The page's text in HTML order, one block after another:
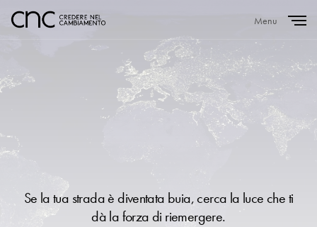
Menu
Se la tua strada è diventata buia, cerca la luce che ti
dà la forza di riemergere.